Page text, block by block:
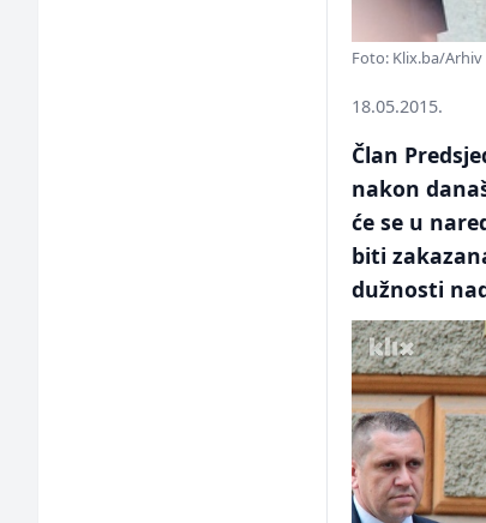
Foto: Klix.ba/Arhiv
18.05.2015.
Član
nakon
će se u
biti
dužnosti